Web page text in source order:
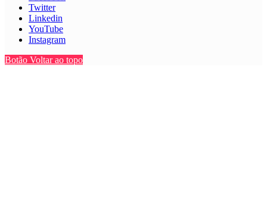
Twitter
Linkedin
YouTube
Instagram
Botão Voltar ao topo